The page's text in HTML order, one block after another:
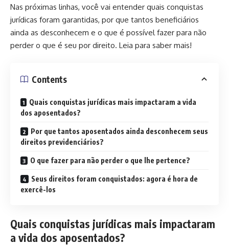
Nas próximas linhas, você vai entender quais conquistas
jurídicas foram garantidas, por que tantos beneficiários
ainda as desconhecem e o que é possível fazer para não
perder o que é seu por direito. Leia para saber mais!
Contents
Quais conquistas jurídicas mais impactaram a vida
dos aposentados?
Por que tantos aposentados ainda desconhecem seus
direitos previdenciários?
O que fazer para não perder o que lhe pertence?
Seus direitos foram conquistados: agora é hora de
exercê-los
Quais conquistas jurídicas mais impactaram
a vida dos aposentados?